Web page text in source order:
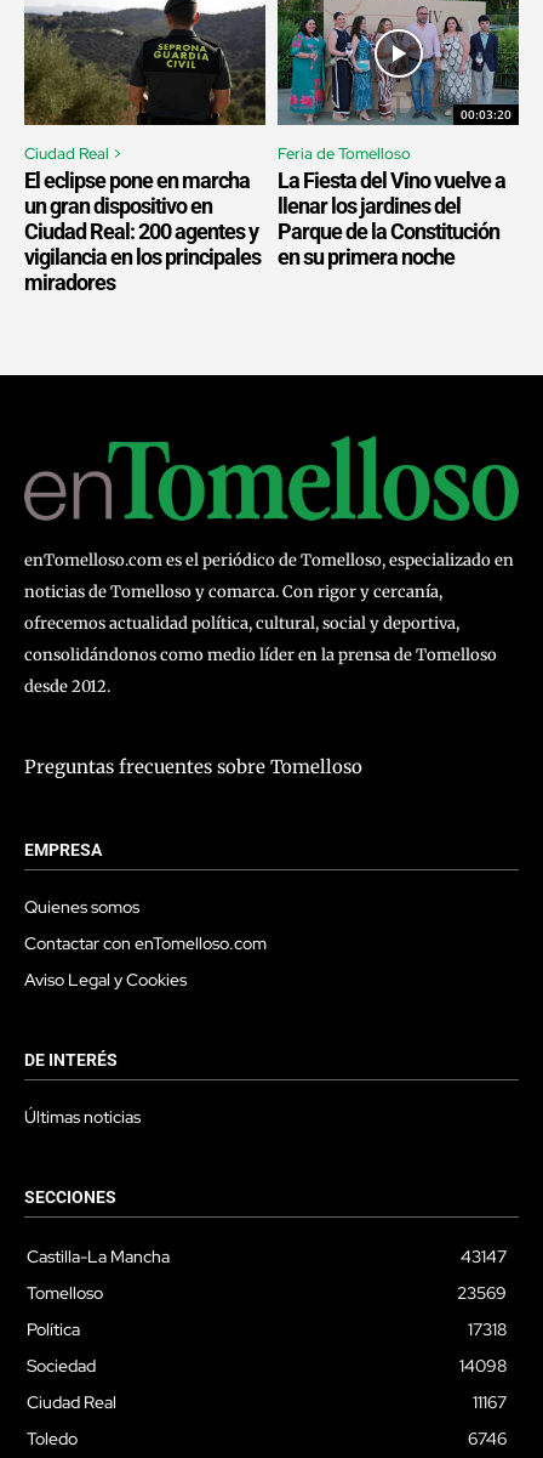
Ciudad Real >
El eclipse pone en marcha
un gran dispositivo en
Ciudad Real: 200 agentes y
vigilancia en los principales
miradores
00:03:20
Feria de Tomelloso
La Fiesta del Vino vuelve a
llenar los jardines del
Parque de la Constitución
en su primera noche
enTomelloso.com es el periódico de Tomelloso, especializado en
noticias de Tomelloso y comarca. Con rigor y cercanía,
ofrecemos actualidad política, cultural, social y deportiva,
consolidándonos como medio líder en la prensa de Tomelloso
desde 2012.
Preguntas frecuentes sobre Tomelloso
EMPRESA
Quienes somos
Contactar con enTomelloso.com
Aviso Legal y Cookies
DE INTERÉS
Últimas noticias
SECCIONES
Castilla-La Mancha
43147
Tomelloso
23569
Política
17318
Sociedad
14098
Ciudad Real
11167
Toledo
6746